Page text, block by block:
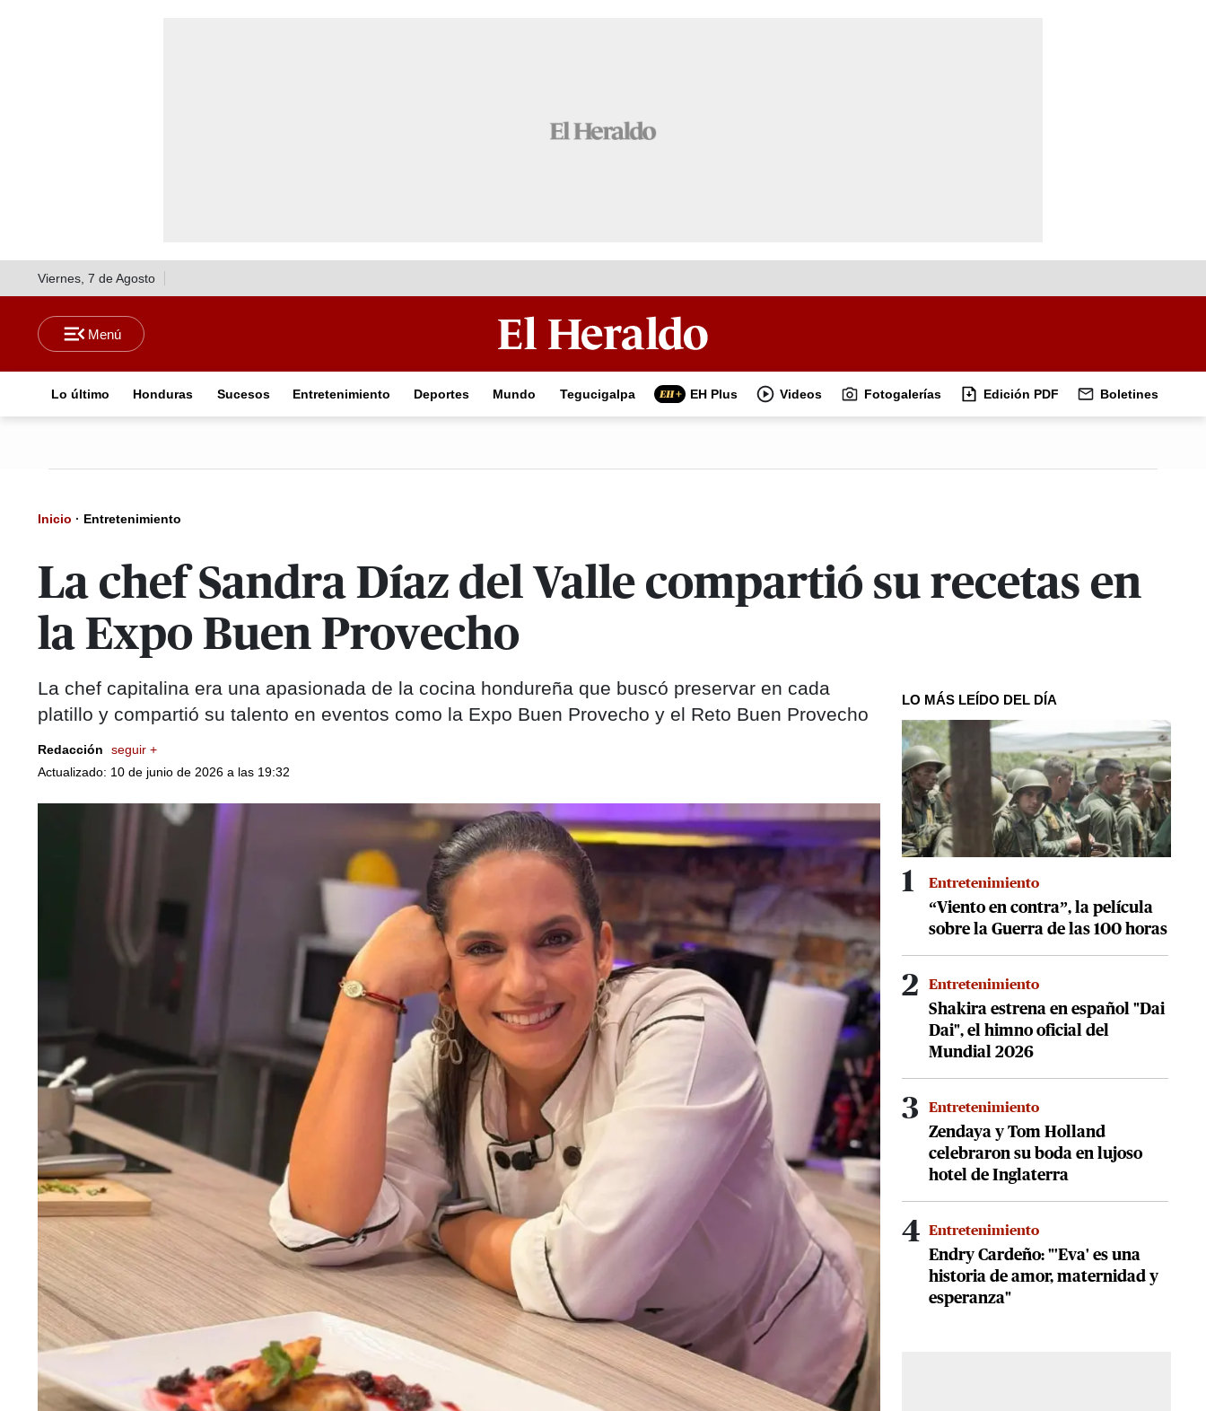
Viernes, 7 de Agosto
Lo último Honduras Sucesos Entretenimiento Deportes Mundo Tegucigalpa EH Plus Videos Fotogalerías Edición PDF Boletines
Inicio · Entretenimiento
La chef Sandra Díaz del Valle compartió su recetas en
la Expo Buen Provecho
La chef capitalina era una apasionada de la cocina hondureña que buscó preservar en cada
platillo y compartió su talento en eventos como la Expo Buen Provecho y el Reto Buen Provecho
Redacción
seguir +
Actualizado: 10 de junio de 2026 a las 19:32
LO MÁS LEÍDO DEL DÍA
1 Entretenimiento
“Viento en contra”, la película
sobre la Guerra de las 100 horas
2 Entretenimiento
Shakira estrena en español "Dai
Dai", el himno oficial del
Mundial 2026
3 Entretenimiento
Zendaya y Tom Holland
celebraron su boda en lujoso
hotel de Inglaterra
4 Entretenimiento
Endry Cardeño: "'Eva' es una
historia de amor, maternidad y
esperanza"